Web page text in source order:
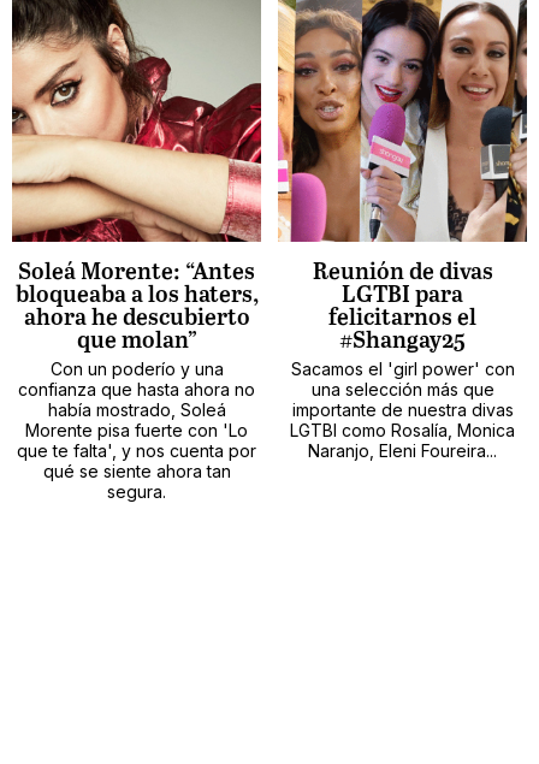
Soleá Morente: “Antes
bloqueaba a los haters,
ahora he descubierto
que molan”
Con un poderío y una
confianza que hasta ahora no
había mostrado, Soleá
Morente pisa fuerte con 'Lo
que te falta', y nos cuenta por
qué se siente ahora tan
segura.
Reunión de divas
LGTBI para
felicitarnos el
#Shangay25
Sacamos el 'girl power' con
una selección más que
importante de nuestra divas
LGTBI como Rosalía, Monica
Naranjo, Eleni Foureira...